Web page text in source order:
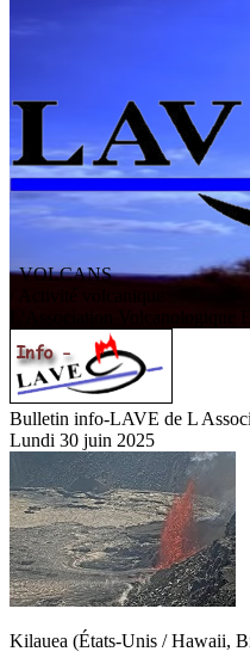
VOLCANS
olcanologique
Bulletin info-LAVE de L
Lundi 30 juin 2025
Kilauea (États-Unis / Hawaii,